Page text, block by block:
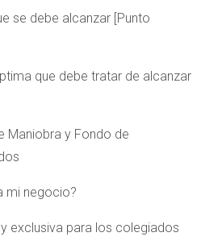
se debe alcanzar [Punto
que debe tratar de alcanzar
Maniobra y Fondo de
mi negocio?
exclusiva para los colegiados